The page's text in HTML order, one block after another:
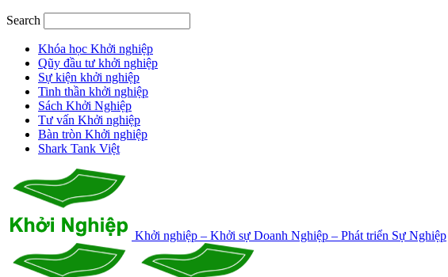
Search
Khóa học Khởi nghiệp
Qũy đầu tư khởi nghiệp
Sự kiện khởi nghiệp
Tinh thần khởi nghiệp
Sách Khởi Nghiệp
Tư vấn Khởi nghiệp
Bàn tròn Khởi nghiệp
Shark Tank Việt
Khởi nghiệp – Khởi sự Doanh Nghiệp – Phát triển Sự Nghiệp